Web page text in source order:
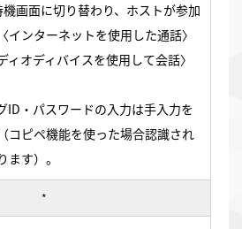
画面に切り替わり、ホストが参加
インターネットを使用した通話〉
ィオディバイスを使用して会話〉
ID・パスワードの入力は手入力を
コピペ機能を使った場合認識され
ます）。
*